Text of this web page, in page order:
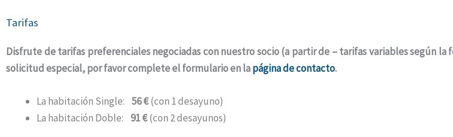
Tarifas
Disfrute de tarifas preferenciales negociadas con nuestro socio (a partir de – tarifas variables según la
solicitud especial, por favor complete el formulario en lapágina de contacto.
La habitación Single: 56 €(con 1 desayuno)
La habitación Doble: 91 €(con 2 desayunos)